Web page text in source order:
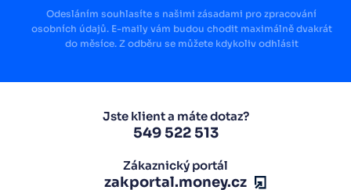
Odesláním souhlasíte s našimi zásadami pro zpracování
osobních údajů. E-maily vám budou chodit maximálně dvakrát
do měsíce. Z odběru se můžete kdykoliv odhlásit
Jste klient a máte dotaz?
549 522 513
Zákaznický portál
zakportal.money.cz